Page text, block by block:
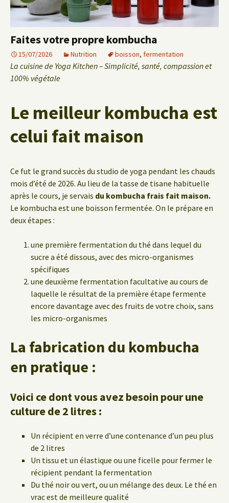
Faites votre propre kombucha
15/07/2026 Nutrition boisson, fermentation
La cuisine de Yoga Kitchen – Simplicité, santé, compassion et
100% végétale
Le meilleur kombucha est
celui fait maison
Ce fut le grand succès du studio de yoga pendant les chauds
mois d’été de 2026. Au lieu de la tasse de tisane habituelle
après le cours, je servais du kombucha frais fait maison.
Le kombucha est une boisson fermentée. On le prépare en
deux étapes :
une première fermentation du thé dans lequel du
sucre a été dissous, avec des micro-organismes
spécifiques
une deuxième fermentation facultative au cours de
laquelle le résultat de la première étape fermente
encore davantage avec des fruits de votre choix, sans
les micro-organismes
La fabrication du kombucha
en pratique :
Voici ce dont vous avez besoin pour une
culture de 2 litres :
Un récipient en verre d’une contenance d’un peu plus
de 2 litres
Un tissu et un élastique ou une ficelle pour fermer le
récipient pendant la fermentation
Du thé noir ou vert, ou un mélange des deux. Le thé en
vrac est de meilleure qualité